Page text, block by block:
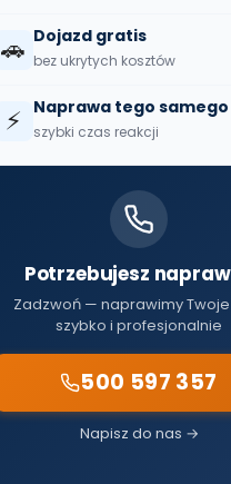
🚗 Dojazd gratis
bez ukrytych kosztów
⚡ Naprawa tego
szybki czas reakcji
Potrzebujesz
Zadzwoń — naprawimy Twoje
szybko i profesjonalnie
500 597 357
Napisz do nas →